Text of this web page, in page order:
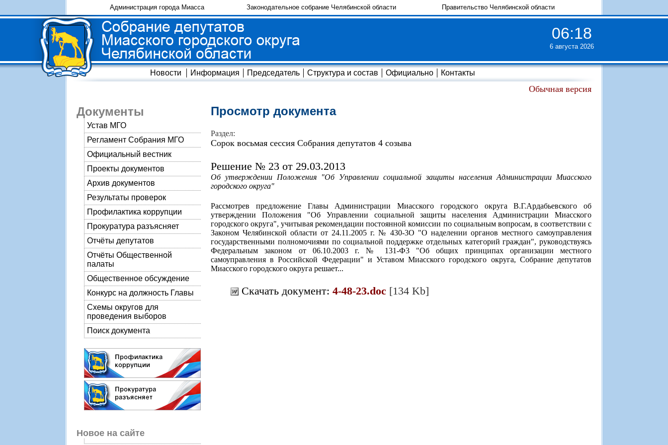
Администрация города Миасса Законодательное собрание Челябинской области Правительство Челябинской области
06:18
6 августа 2026
Новости Информация Председатель Структура и состав Официально Контакты
Обычная версия
Документы
Устав МГО
Регламент Собрания МГО
Официальный вестник
Проекты документов
Архив документов
Результаты проверок
Профилактика коррупции
Прокуратура разъясняет
Отчёты депутатов
Отчёты Общественной
палаты
Общественное обсуждение
Конкурс на должность Главы
Схемы округов для
проведения выборов
Поиск документа
Новое на сайте
Просмотр документа
Раздел:
Сорок восьмая сессия Собрания депутатов 4 созыва
Решение № 23 от 29.03.2013
Об утверждении Положения "Об Управлении социальной защиты населения Администрации Миасского
городского округа"
Рассмотрев предложение Главы Администрации Миасского городского округа В.Г.Ардабьевского об
утверждении Положения "Об Управлении социальной защиты населения Администрации Миасского
городского округа", учитывая рекомендации постоянной комиссии по социальным вопросам, в соответствии с
Законом Челябинской области от 24.11.2005 г. № 430-3О "О наделении органов местного самоуправления
государственными полномочиями по социальной поддержке отдельных категорий граждан", руководствуясь
Федеральным законом от 06.10.2003 г. № 131-Ф3 "Об общих принципах организации местного
самоуправления в Российской Федерации" и Уставом Миасского городского округа, Собрание депутатов
Миасского городского округа решает...
Скачать документ: 4-48-23.doc [134 Kb]